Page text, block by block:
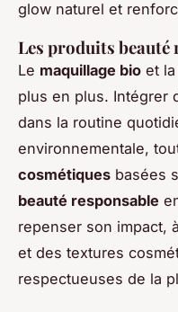
glow naturel et
Les produits beauté
Le maquillage bio et
plus en plus. Intégrer
dans la routine
environnementale,
cosmétiques basées
beauté responsable
repenser son impact,
et des textures
respectueuses de la